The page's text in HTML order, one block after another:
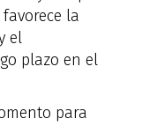
la
el
plazo en el
para